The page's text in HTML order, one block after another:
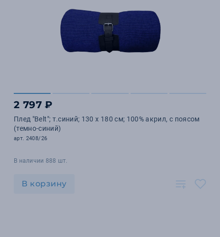
2 797 ₽
Плед "Belt"; т.синий; 130 х 180 см; 100% акрил, с поясом
(темно-синий)
арт. 2408/26
В наличии 888 шт.
В корзину